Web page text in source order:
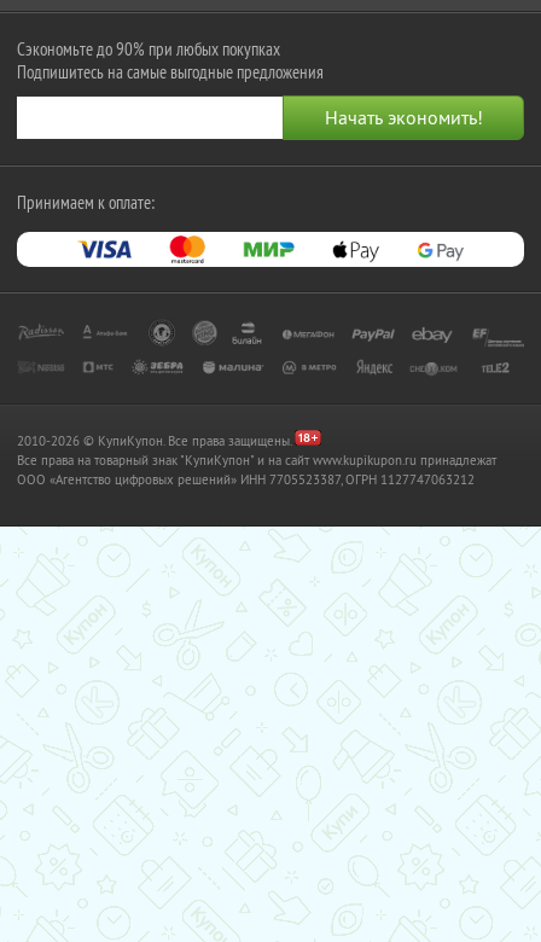
Сэкономьте до 90% при любых покупках
Подпишитесь на самые выгодные предложения
Принимаем к оплате:
2010-2026 © КупиКупон. Все права защищены.
Все права на товарный знак "КупиКупон" и на сайт www.kupikupon.ru принадлежат
OOO «Агентство цифровых решений» ИНН 7705523387, ОГРН 1127747063212